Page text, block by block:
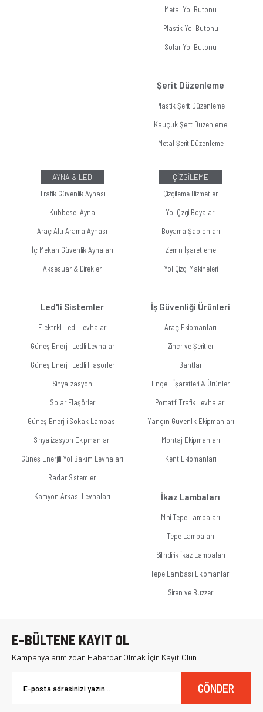
Metal Yol Butonu
Plastik Yol Butonu
Solar Yol Butonu
Şerit Düzenleme
Plastik Şerit Düzenleme
Kauçuk Şerit Düzenleme
Metal Şerit Düzenleme
AYNA & LED
Trafik Güvenlik Aynası
Kubbesel Ayna
Araç Altı Arama Aynası
İç Mekan Güvenlik Aynaları
Aksesuar & Direkler
Led'li Sistemler
Elektrikli Ledli Levhalar
Güneş Enerjili Ledli Levhalar
Güneş Enerjili Ledli Flaşörler
Sinyalizasyon
Solar Flaşörler
Güneş Enerjili Sokak Lambası
Sinyalizasyon Ekipmanları
Güneş Enerjili Yol Bakım Levhaları
Radar Sistemleri
Kamyon Arkası Levhaları
ÇİZGİLEME
Çizgileme Hizmetleri
Yol Çizgi Boyaları
Boyama Şablonları
Zemin İşaretleme
Yol Çizgi Makineleri
İş Güvenliği Ürünleri
Araç Ekipmanları
Zincir ve Şeritler
Bantlar
Engelli İşaretleri & Ürünleri
Portatif Trafik Levhaları
Yangın Güvenlik Ekipmanları
Montaj Ekipmanları
Kent Ekipmanları
İkaz Lambaları
Mini Tepe Lambaları
Tepe Lambaları
Silindirik İkaz Lambaları
Tepe Lambası Ekipmanları
Siren ve Buzzer
E-BÜLTENE KAYIT OL
Kampanyalarımızdan Haberdar Olmak İçin Kayıt Olun
GÖNDER